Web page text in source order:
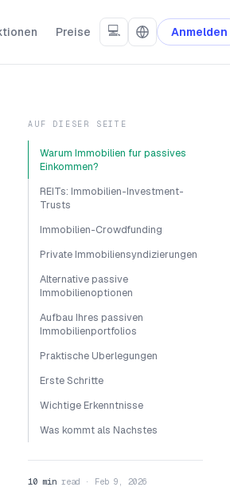
Preise 💻 Anmelden
AUF DIESER SEITE
Warum Immobilien fur passives
Einkommen?
REITs: Immobilien-Investment-
Trusts
Immobilien-Crowdfunding
Private Immobiliensyndizierungen
Alternative passive
Immobilienoptionen
Aufbau Ihres passiven
Immobilienportfolios
Praktische Uberlegungen
Erste Schritte
Wichtige Erkenntnisse
Was kommt als Nachstes
10 min read · Feb 9, 2026